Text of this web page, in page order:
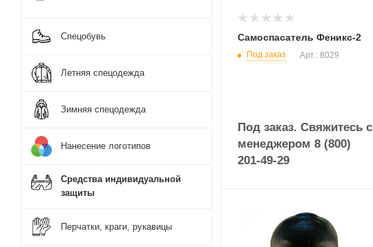
Самоспасатель Феникс-2
Под заказ Арт.: 8029
Под заказ. Свяжитесь с
менеджером 8 (800)
201-49-29
Спецобувь
Летняя спецодежда
Зимняя спецодежда
Нанесение логотипов
Средства индивидуальной
защиты
Перчатки, краги, рукавицы